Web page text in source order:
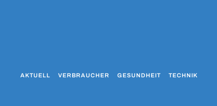
AKTUELL VERBRAUCHER GESUNDHEIT TECHNIK